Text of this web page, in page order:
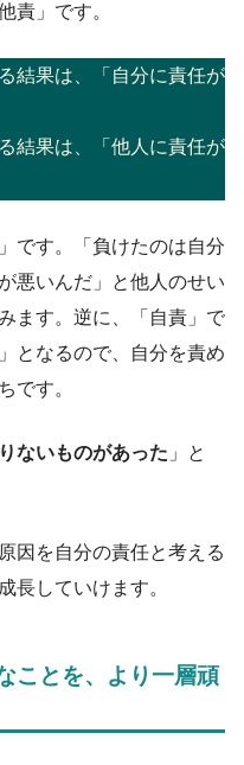
責」です。
結果は、「自分に責任が
結果は、「他人に責任が
です。「負けたのは自分
悪いんだ」と他人のせい
ます。逆に、「自責」で
となるので、自分を責め
です。
ないものがあった 」と
因を自分の責任と考える
長していけます。
ことを、より一層頑